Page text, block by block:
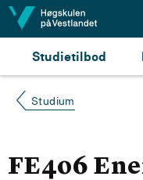
Hopp til innhald
Studietilbod
Studium
FE406